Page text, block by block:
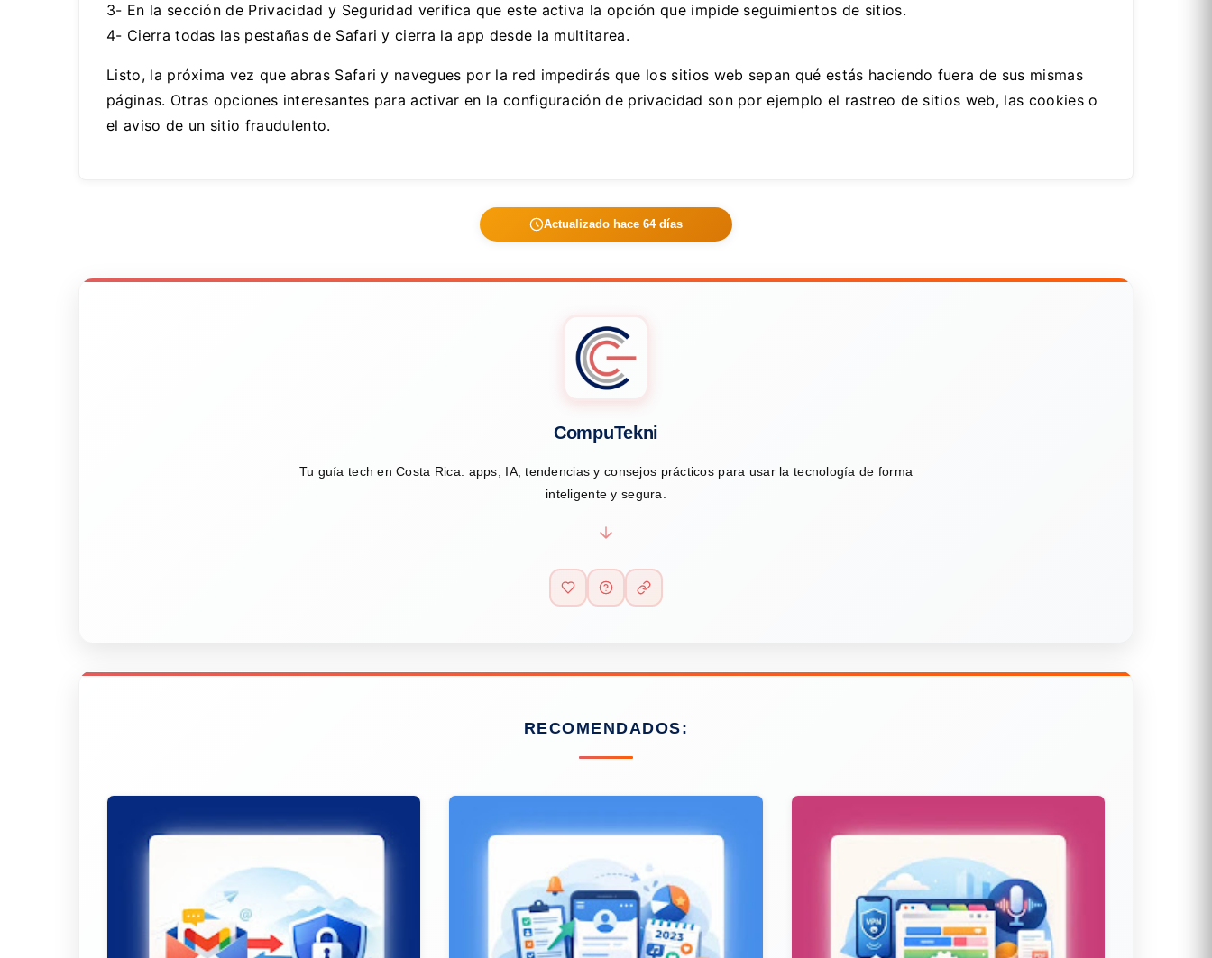
3- En la sección de Privacidad y Seguridad verifica que este activa la opción que impide seguimientos de sitios.
4- Cierra todas las pestañas de Safari y cierra la app desde la multitarea.
Listo, la próxima vez que abras Safari y navegues por la red impedirás que los sitios web sepan qué estás haciendo fuera de sus mismas
páginas. Otras opciones interesantes para activar en la configuración de privacidad son por ejemplo el rastreo de sitios web, las cookies o
el aviso de un sitio fraudulento.
Actualizado hace 64 días
CompuTekni
Tu guía tech en Costa Rica: apps, IA, tendencias y consejos prácticos para usar la tecnología de forma
inteligente y segura.
RECOMENDADOS: